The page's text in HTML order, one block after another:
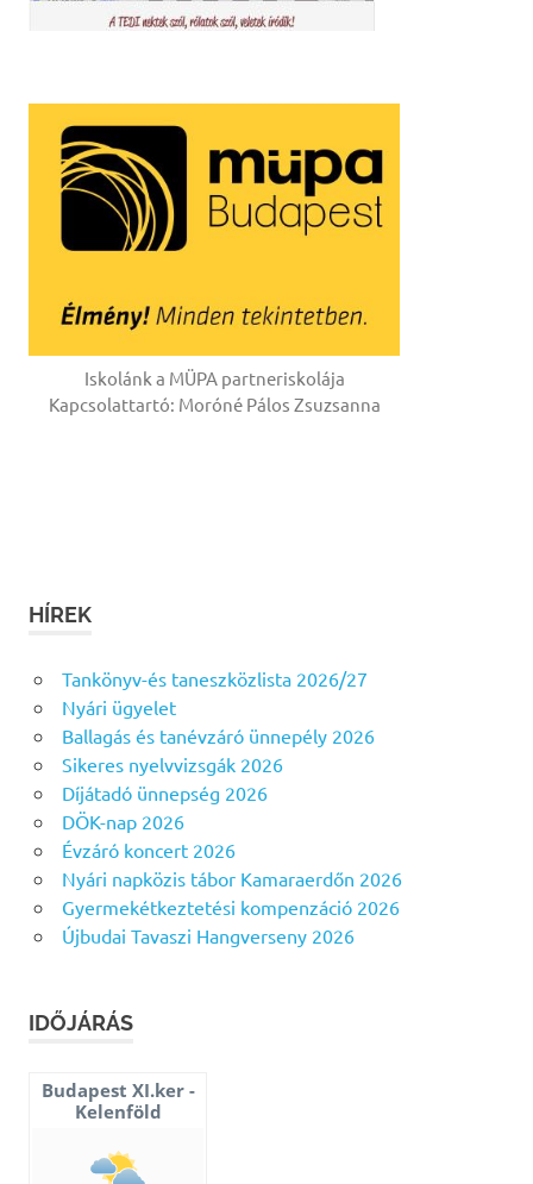
Iskolánk a MÜPA partneriskolája
Kapcsolattartó: Moróné Pálos Zsuzsanna
HÍREK
Tankönyv-és taneszközlista 2026/27
Nyári ügyelet
Ballagás és tanévzáró ünnepély 2026
Sikeres nyelvvizsgák 2026
Díjátadó ünnepség 2026
DÖK-nap 2026
Évzáró koncert 2026
Nyári napközis tábor Kamaraerdőn 2026
Gyermekétkeztetési kompenzáció 2026
Újbudai Tavaszi Hangverseny 2026
IDŐJÁRÁS